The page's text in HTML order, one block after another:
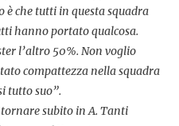
è che tutti in questa squadra
hanno portato qualcosa.
l’altro 50%. Non voglio
compattezza nella squadra
tutto suo”.
subito in A. Tanti